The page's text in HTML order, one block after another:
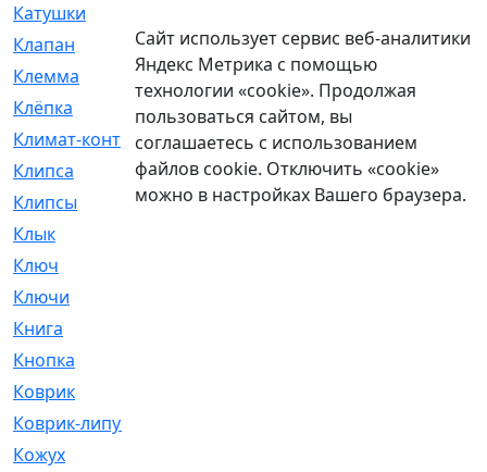
Катушки
Клапан
[375]
Клемма
[5]
Клёпка
[2]
Климат-контроль
[3]
Клипса
[21]
Клипсы
[321]
Клык
Ключ
Ключи
Книга
Кнопка
Коврик
Коврик-липучка
Кожух
Сайт использует сервис веб-аналитики
Яндекс Метрика с помощью
технологии «cookie». Продолжая
пользоваться сайтом, вы
соглашаетесь с использованием
файлов cookie. Отключить «cookie»
можно в настройках Вашего браузера.